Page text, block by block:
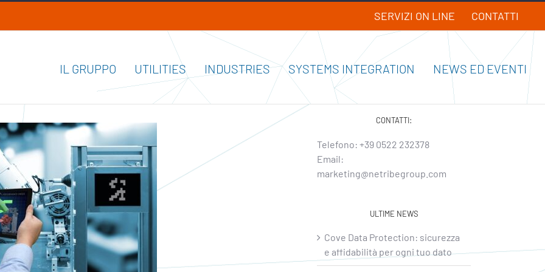
SERVIZI ON LINE CONTATTI
IL GRUPPO UTILITIES INDUSTRIES SYSTEMS INTEGRATION NEWS ED EVENTI
CONTATTI:
Telefono: +39 0522 232378
Email:
marketing@netribegroup.com
ULTIME NEWS
Cove Data Protection: sicurezza
e affidabilità per ogni tuo dato